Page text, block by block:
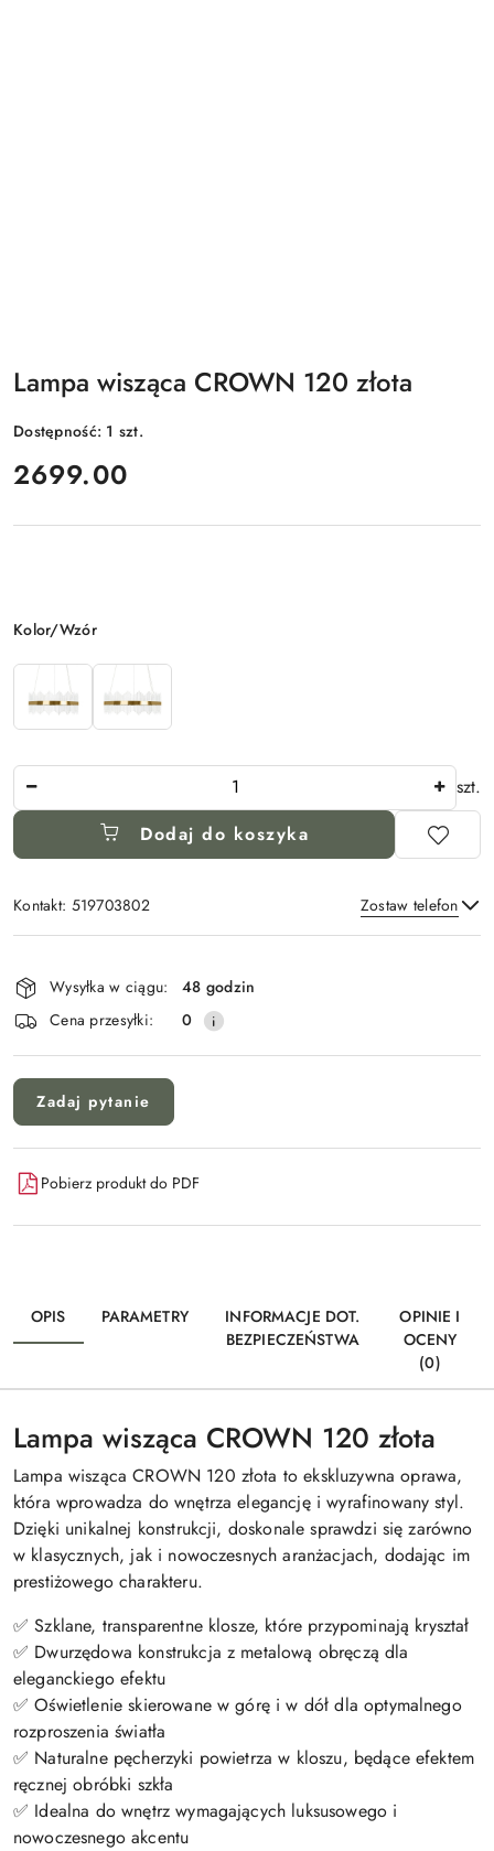
Lampa wisząca CROWN 120 złota
Dostępność: 1 szt.
cena:
2699.00
Wariant
Kolor/Wzór
szt.
Dodaj do koszyka
Kontakt: 519703802 Zostaw telefon
Dostępność
i
dostawa
Wysyłka w ciągu:
48 godzin
Cena przesyłki:
0
Zadaj pytanie
Pobierz produkt do PDF
OPIS PARAMETRY
INFORMACJE DOT.
BEZPIECZEŃSTWA
OPINIE I
OCENY
(0)
Lampa wisząca CROWN 120 złota
Lampa wisząca CROWN 120 złota to ekskluzywna oprawa,
która wprowadza do wnętrza elegancję i wyrafinowany styl.
Dzięki unikalnej konstrukcji, doskonale sprawdzi się zarówno
w klasycznych, jak i nowoczesnych aranżacjach, dodając im
prestiżowego charakteru.
✅ Szklane, transparentne klosze, które przypominają kryształ
✅ Dwurzędowa konstrukcja z metalową obręczą dla
eleganckiego efektu
✅ Oświetlenie skierowane w górę i w dół dla optymalnego
rozproszenia światła
✅ Naturalne pęcherzyki powietrza w kloszu, będące efektem
ręcznej obróbki szkła
✅ Idealna do wnętrz wymagających luksusowego i
nowoczesnego akcentu